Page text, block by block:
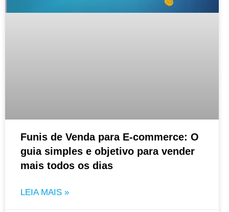
Funis de Venda para E-commerce: O
guia simples e objetivo para vender
mais todos os dias
LEIA MAIS »